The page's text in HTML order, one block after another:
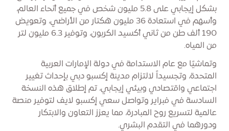
بشكل إيجابي على 5.8 مليون شخص في جميع أنحاء العالم،
وأسهم في استعادة 36 مليون هكتار من الأراضي، وتعويض
190 ألف طن من ثاني أكسيد الكربون، وتوفير 6.3 مليون لتر
من المياه.
وتماشيًا مع عام الاستدامة في دولة الإمارات العربية
المتحدة، وتجسيداً لالتزام مدينة إكسبو دبي بإحداث تغيير
اجتماعي واقتصادي وبيئي إيجابي، تم إطلاق هذه النسخة
السادسة في فبراير وتواصل سعي إكسبو لايف لتوفير منصة
عالمية لتسريع روح المبادرة، مما يعزز التعاون والابتكار
ودورهما في التقدم البشري.